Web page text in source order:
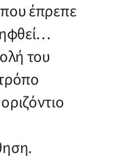
έπρεπε
του